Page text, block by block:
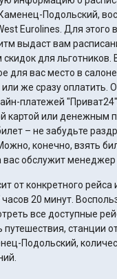
Подольский,
Eurolines. Для этого
выдаст вам
льготников. Вы сразу можете
для вас место в
же сразу оплатить.
платежей
или денежным
– не забудьте
конечно, взять
обслужит менеджер
от конкретного рейса
поиском
все доступные
станции
Подольский,